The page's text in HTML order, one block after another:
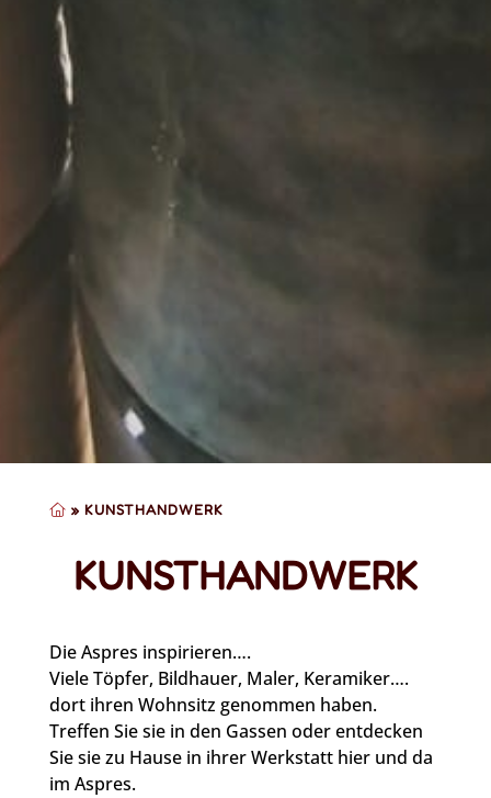
» KUNSTHANDWERK
KUNSTHANDWERK
Die Aspres inspirieren….
Viele Töpfer, Bildhauer, Maler, Keramiker….
dort ihren Wohnsitz genommen haben.
Treffen Sie sie in den Gassen oder entdecken
Sie sie zu Hause in ihrer Werkstatt hier und da
im Aspres.